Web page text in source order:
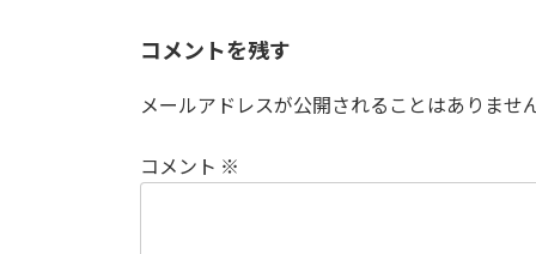
コメントを残す
メールアドレスが公開されることはありませ
コメント ※